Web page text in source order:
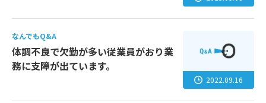
なんでもQ&A
体調不良で欠勤が多い従業員がおり業
務に支障が出ています。
2022.09.16